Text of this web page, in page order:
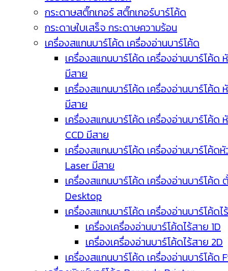
กระดาษสติ๊กเกอร์ สติ๊กเกอร์บาร์โค้ด
กระดาษใบเสร็จ กระดาษความร้อน
เครื่องสแกนบาร์โค้ด เครื่องอ่านบาร์โค้ด
เครื่องสแกนบาร์โค้ด เครื่องอ่านบาร์โค้ด
มีสาย
เครื่องสแกนบาร์โค้ด เครื่องอ่านบาร์โค้ด
มีสาย
เครื่องสแกนบาร์โค้ด เครื่องอ่านบาร์โค้ด
CCD มีสาย
เครื่องสแกนบาร์โค้ด เครื่องอ่านบาร์โค้ด
Laser มีสาย
เครื่องสแกนบาร์โค้ด เครื่องอ่านบาร์โค้ด
Desktop
เครื่องสแกนบาร์โค้ด เครื่องอ่านบาร์โค้ดไ
เครื่องเครื่องอ่านบาร์โค้ดไร้สาย 1D
เครื่องเครื่องอ่านบาร์โค้ดไร้สาย 2D
เครื่องสแกนบาร์โค้ด เครื่องอ่านบาร์โค้ด